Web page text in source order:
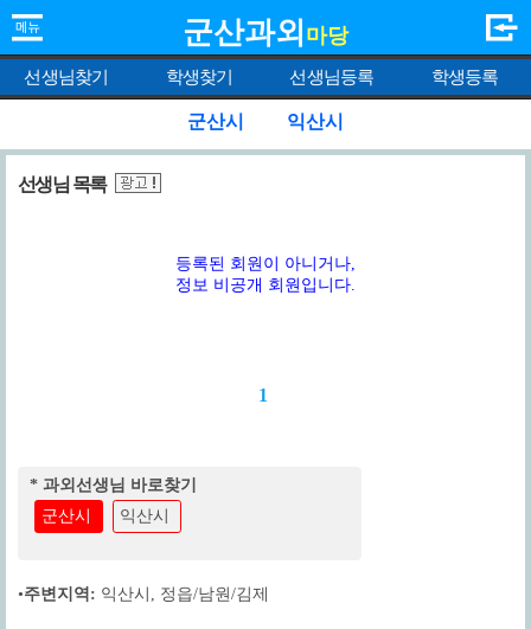
군산과외 마당
선생님찾기 학생찾기 선생님등록 학생등록
군산시 익산시
선생님 목록
등록된 회원이 아니거나,
정보 비공개 회원입니다.
1
* 과외선생님 바로찾기
군산시
익산시
•주변지역: 익산시 , 정읍/남원/김제